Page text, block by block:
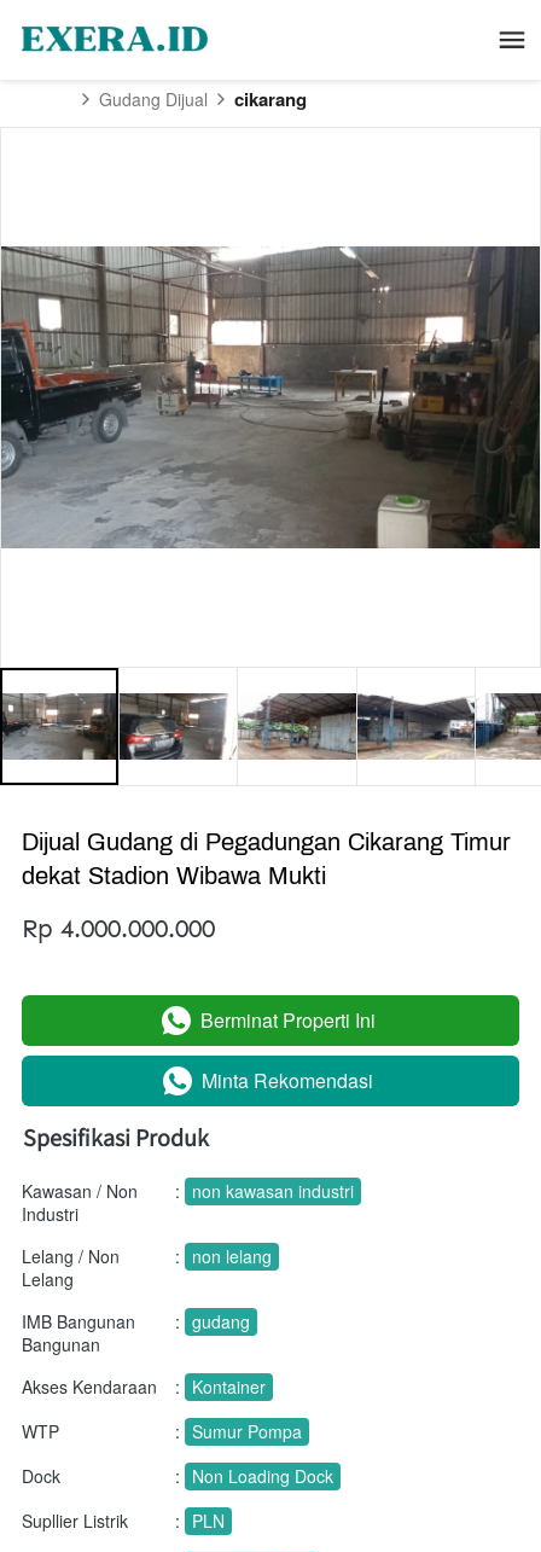
Gudang Dijual cikarang
Dijual Gudang di Pegadungan Cikarang Timur
dekat Stadion Wibawa Mukti
Rp 4.000.000.000
` Berminat Properti Ini
` Minta Rekomendasi
Spesifikasi Produk
Kawasan / Non
Industri
: non kawasan industri
Lelang / Non
Lelang
: non lelang
IMB Bangunan
Bangunan
: gudang
Akses Kendaraan : Kontainer
WTP
: Sumur Pompa
Dock
: Non Loading Dock
Supllier Listrik
: PLN